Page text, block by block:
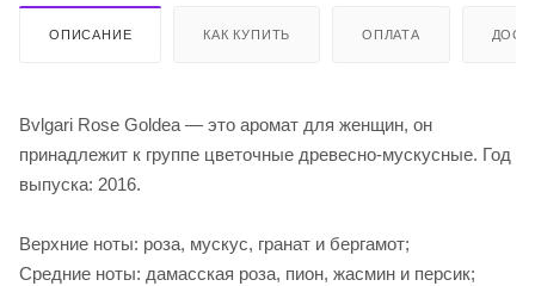
ОПИСАНИЕ КАК КУПИТЬ ОПЛАТА
Bvlgari Rose Goldea — это аромат для женщин, он
принадлежит к группе цветочные древесно-мускусные. Год
выпуска: 2016.
Верхние ноты: роза, мускус, гранат и бергамот;
Средние ноты: дамасская роза, пион, жасмин и персик;